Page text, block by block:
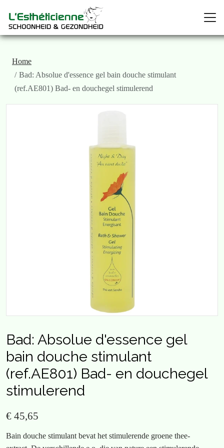
Home
Bad: Absolue d'essence gel bain douche stimulant
(ref.AE801) Bad- en douchegel stimulerend
Bad: Absolue d'essence gel
bain douche stimulant
(ref.AE801) Bad- en douchegel
stimulerend
€ 45,65
Bain douche stimulant bevat het stimulerende groene thee-